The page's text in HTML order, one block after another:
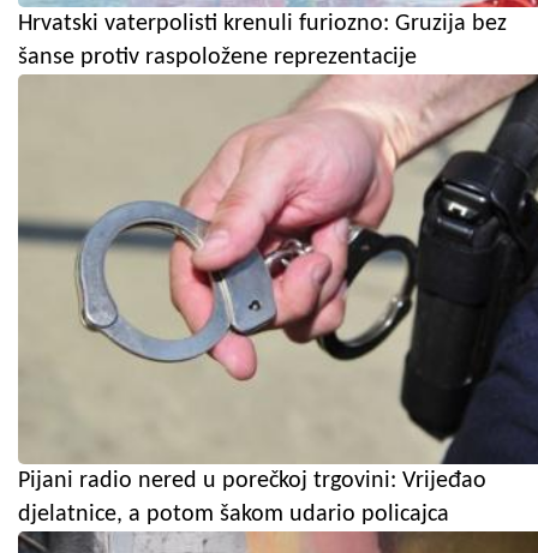
Hrvatski vaterpolisti krenuli furiozno: Gruzija bez
šanse protiv raspoložene reprezentacije
Pijani radio nered u porečkoj trgovini: Vrijeđao
djelatnice, a potom šakom udario policajca